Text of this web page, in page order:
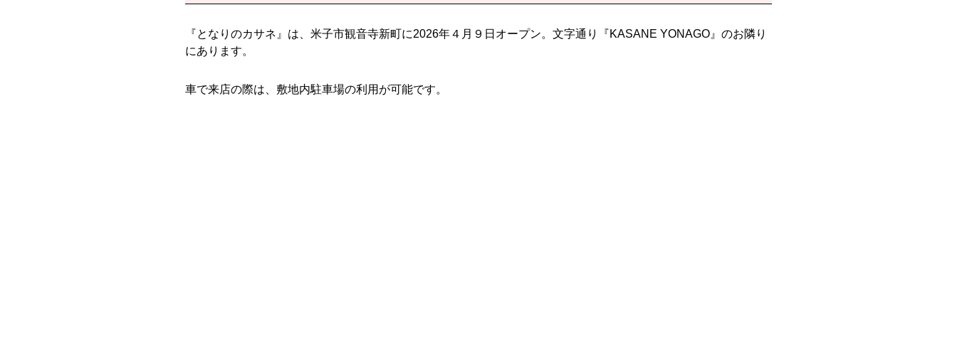
『となりのカサネ』は、米子市観音寺新町に2026年４月９日オープン。文字通り『KASANE YONAGO』のお隣り
にあります。
車で来店の際は、敷地内駐車場の利用が可能です。